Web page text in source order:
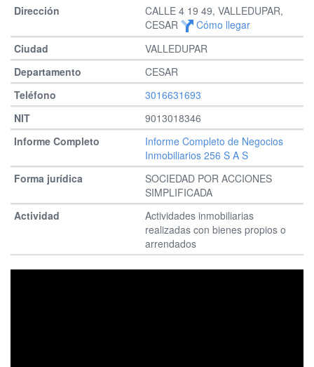
CALLE 4 19 49, VALLEDUPAR,
CESAR
Cómo llegar
VALLEDUPAR
CESAR
3016631693
9013018346
Informe Completo de Negocios
Inmobiliarios 256 S A S
SOCIEDAD POR ACCIONES
SIMPLIFICADA
Actividades inmobiliarias
realizadas con bienes propios o
arrendados